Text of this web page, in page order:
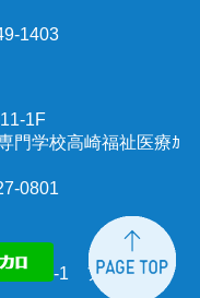
1403
1F
門学校高崎福祉医療ｶ
0801
1303-1 アルモニー